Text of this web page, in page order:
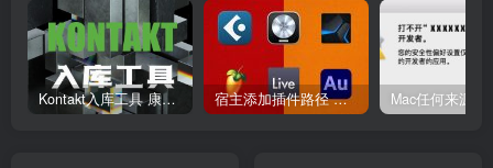
Kontakt入库工具 康泰克入库教程 宿主添加插件路径 插件路径设置 VSTPlugins路径